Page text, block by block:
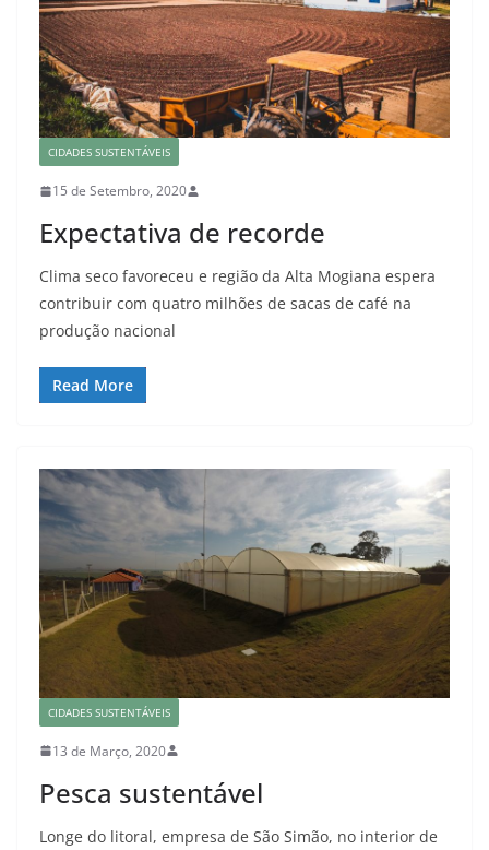
CIDADES SUSTENTÁVEIS
15 de Setembro, 2020
Expectativa de recorde
Clima seco favoreceu e região da Alta Mogiana espera
contribuir com quatro milhões de sacas de café na
produção nacional
Read More
CIDADES SUSTENTÁVEIS
13 de Março, 2020
Pesca sustentável
Longe do litoral, empresa de São Simão, no interior de